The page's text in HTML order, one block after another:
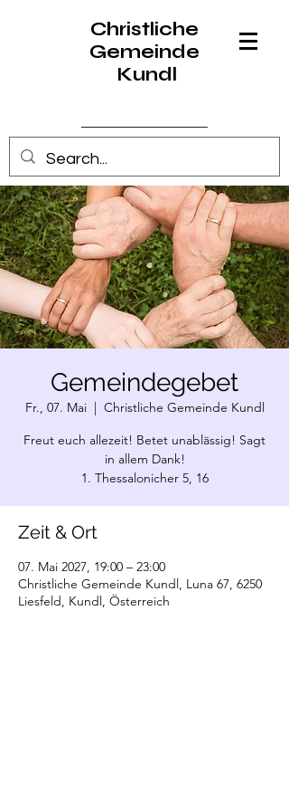
Christliche
Gemeinde
Kundl
Anmelden
Gemeindegebet
Fr., 07. Mai
  |
Christliche Gemeinde Kundl
Freut euch allezeit! Betet unablässig! Sagt
in allem Dank!
1. Thessalonicher 5, 16
Zeit & Ort
07. Mai 2027, 19:00 – 23:00
Christliche Gemeinde Kundl, Luna 67, 6250
Liesfeld, Kundl, Österreich